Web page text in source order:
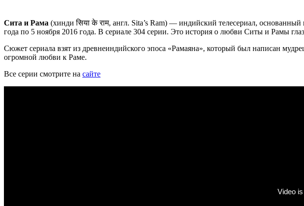
Сита и Рама (хиндиसिया के राम, англ. Sita’s Ram) — индийский телесериал, основанный
года по 5 ноября 2016 года. В сериале 304 серии. Это история о любви Ситы и Рамы
Сюжет сериала взят из древнеиндийского эпоса «Рамаяна», который был написан
огромной любви к Раме.
Все серии смотрите на сайте